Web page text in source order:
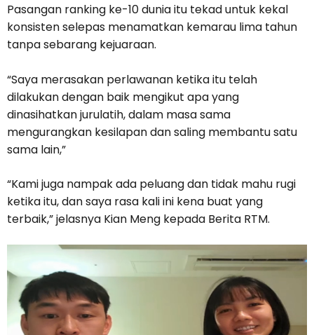
Pasangan ranking ke-10 dunia itu tekad untuk kekal
konsisten selepas menamatkan kemarau lima tahun
tanpa sebarang kejuaraan.
“Saya merasakan perlawanan ketika itu telah
dilakukan dengan baik mengikut apa yang
dinasihatkan jurulatih, dalam masa sama
mengurangkan kesilapan dan saling membantu satu
sama lain,”
“Kami juga nampak ada peluang dan tidak mahu rugi
ketika itu, dan saya rasa kali ini kena buat yang
terbaik,” jelasnya Kian Meng kepada Berita RTM.